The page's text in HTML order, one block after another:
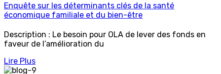
Enquête sur les déterminants clés de la santé
économique familiale et du bien-être
Description : Le besoin pour OLA de lever des fonds en
faveur de l’amélioration du
Lire Plus